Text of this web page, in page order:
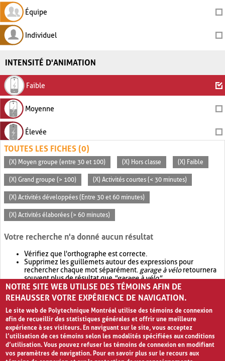
Équipe
Individuel
INTENSITÉ D'ANIMATION
Faible
Moyenne
Élevée
TOUTES LES FICHES (0)
(X) Moyen groupe (entre 30 et 100) (X) Hors classe (X) Faible
(X) Grand groupe (> 100) (X) Activités courtes (< 30 minutes)
(X) Activités développées (Entre 30 et 60 minutes)
(X) Activités élaborées (> 60 minutes)
Votre recherche n'a donné aucun résultat
Vérifiez que l'orthographe est correcte.
Supprimez les guillemets autour des expressions pour
rechercher chaque mot séparément. garage à véloretournera
souvent plus de résultat que"garage à vélo".
Envisagez d'élargir votre recherche avec OR.garage OR vélo
retournera souvent plus de résultat quegarage à vélo
NOTRE SITE WEB UTILISE DES TÉMOINS AFIN DE
REHAUSSER VOTRE EXPÉRIENCE DE NAVIGATION.
Le site web de Polytechnique Montréal utilise des témoins de connexion
afin de recueillir des statistiques générales et offrir une meilleure
expérience à ses visiteurs. En naviguant sur le site, vous acceptez
l’utilisation de ces témoins selon les modalités spécifiées aux conditions
d’utilisation. Vous pouvez refuser les témoins de connexion en modifiant
vos paramètres de navigation. Pour en savoir plus sur le recours aux